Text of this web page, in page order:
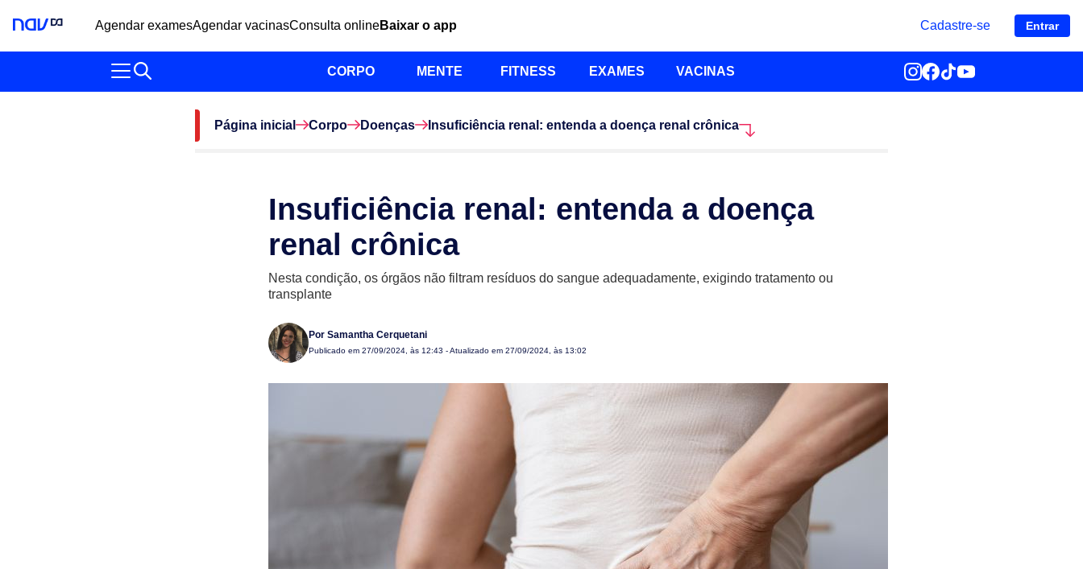
Agendar examesAgendar vacinasConsulta onlineBaixar o app Cadastre-se Entrar
CORPO MENTE FITNESS EXAMES VACINAS
Página inicial Corpo Doenças Insuficiência renal: entenda a doença renal crônica
Insuficiência renal: entenda a doença
renal crônica
Nesta condição, os órgãos não filtram resíduos do sangue adequadamente, exigindo tratamento ou
transplante
Por Samantha Cerquetani
Publicado em 27/09/2024, às 12:43 - Atualizado em 27/09/2024, às 13:02